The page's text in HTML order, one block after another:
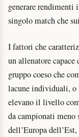
generare rendimenti
singolo match che
I fattori che
un allenatore
gruppo coeso che
lacune individuali, o
elevano il livello
da campionati meno
dell’Europa